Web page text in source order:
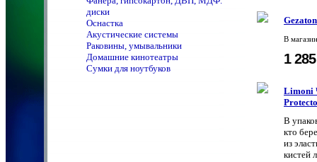
диски
Оснастка
Акустические системы
Раковины, умывальники
Домашние кинотеатры
Сумки для ноутбуков
В
1
Limoni
В
кто
из
кистей